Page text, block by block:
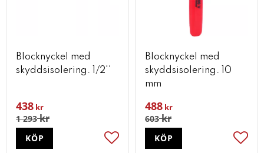
Blocknyckel med
skyddsisolering. 1/2''
438 kr
1 293kr
Lägg till i favoriter
KÖP
Blocknyckel med
skyddsisolering. 10
mm
488 kr
603kr
KÖP